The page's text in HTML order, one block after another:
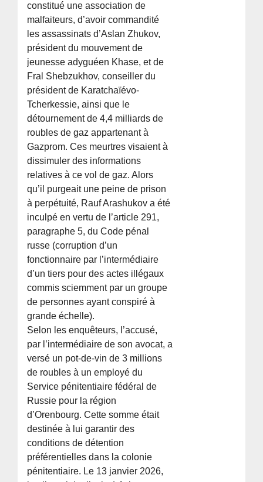
constitué une association de
malfaiteurs, d’avoir commandité
les assassinats d’Aslan Zhukov,
président du mouvement de
jeunesse adyguéen Khase, et de
Fral Shebzukhov, conseiller du
président de Karatchaïévo-
Tcherkessie, ainsi que le
détournement de 4,4 milliards de
roubles de gaz appartenant à
Gazprom. Ces meurtres visaient à
dissimuler des informations
relatives à ce vol de gaz. Alors
qu’il purgeait une peine de prison
à perpétuité, Rauf Arashukov a été
inculpé en vertu de l’article 291,
paragraphe 5, du Code pénal
russe (corruption d’un
fonctionnaire par l’intermédiaire
d’un tiers pour des actes illégaux
commis sciemment par un groupe
de personnes ayant conspiré à
grande échelle).
Selon les enquêteurs, l’accusé,
par l’intermédiaire de son avocat, a
versé un pot-de-vin de 3 millions
de roubles à un employé du
Service pénitentiaire fédéral de
Russie pour la région
d’Orenbourg. Cette somme était
destinée à lui garantir des
conditions de détention
préférentielles dans la colonie
pénitentiaire. Le 13 janvier 2026,